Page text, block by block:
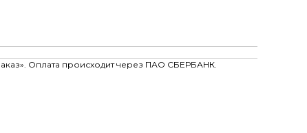
Оплата происходит через ПАО СБЕРБАНК.